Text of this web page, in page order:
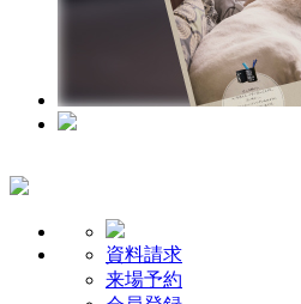
資料請求
来場予約